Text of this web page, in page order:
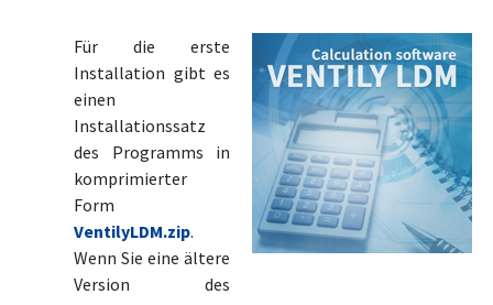
Für die erste
Installation gibt es
einen
Installationssatz
des Programms in
komprimierter
Form
VentilyLDM.zip.
Wenn Sie eine ältere
Version des